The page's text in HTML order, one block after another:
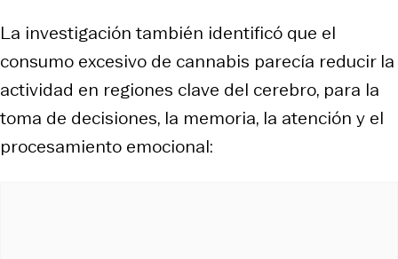
La investigación también identificó que el
consumo excesivo de cannabis parecía reducir la
actividad en regiones clave del cerebro, para la
toma de decisiones, la memoria, la atención y el
procesamiento emocional: